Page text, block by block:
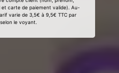
et carte de paiement valide). Au-
varie de 3,5€ à 9,5€ TTC par
le voyant.